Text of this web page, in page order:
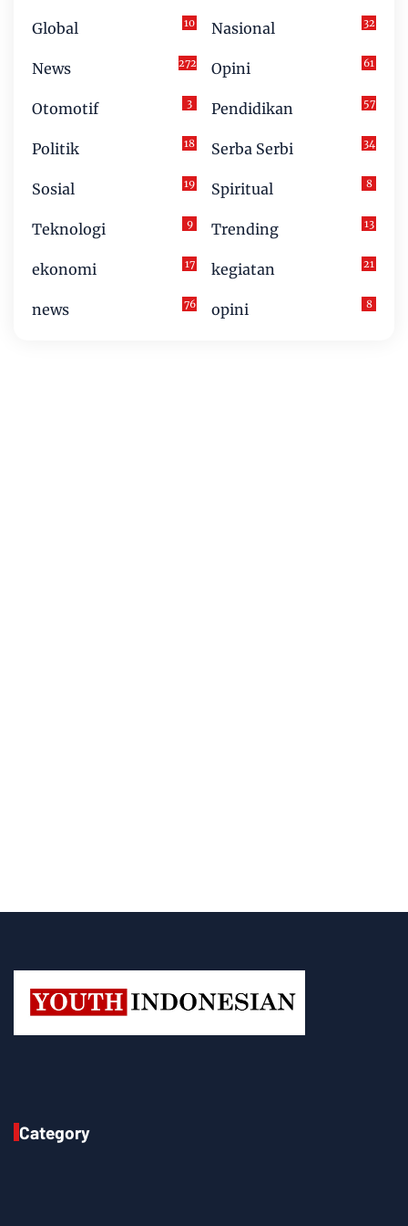
Global 10 Nasional 32
News 272 Opini 61
Otomotif 3 Pendidikan 57
Politik 18 Serba Serbi 34
Sosial 19 Spiritual 8
Teknologi 9 Trending 13
ekonomi 17 kegiatan 21
news 76 opini 8
Category